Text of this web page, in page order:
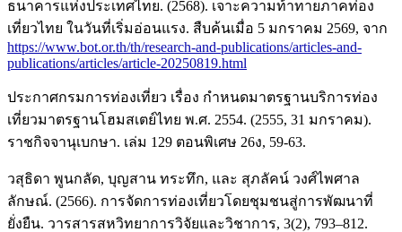
ธนาคารแห่งประเทศไทย. (2568). เจาะความท้าทายภาคท่อง
เที่ยวไทย ในวันที่เริ่มอ่อนแรง. สืบค้นเมื่อ 5 มกราคม 2569, จาก
https://www.bot.or.th/th/research-and-publications/articles-and-
publications/articles/article-20250819.html
ประกาศกรมการท่องเที่ยว เรื่อง กำหนดมาตรฐานบริการท่อง
เที่ยวมาตรฐานโฮมสเตย์ไทย พ.ศ. 2554. (2555, 31 มกราคม).
ราชกิจจานุเบกษา. เล่ม 129 ตอนพิเศษ 26ง, 59-63.
วสุธิดา พูนกลัด, บุญสาน ทระทึก, และ สุภลัคน์ วงศ์ไพศาล
ลักษณ์. (2566). การจัดการท่องเที่ยวโดยชุมชนสู่การพัฒนาที่
ยั่งยืน. วารสารสหวิทยาการวิจัยและวิชาการ, 3(2), 793–812.